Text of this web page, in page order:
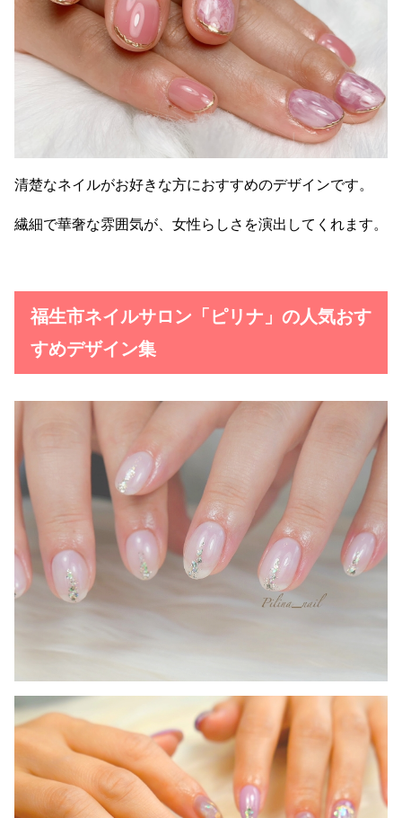
清楚なネイルがお好きな方におすすめのデザインです。
繊細で華奢な雰囲気が、女性らしさを演出してくれます。
福生市ネイルサロン「ピリナ」の人気おす
すめデザイン集